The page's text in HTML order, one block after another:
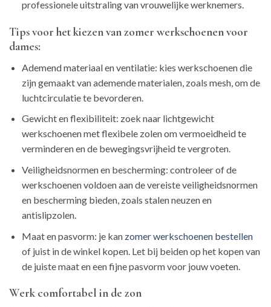
professionele uitstraling van vrouwelijke werknemers.
Tips voor het kiezen van zomer werkschoenen voor
dames:
Ademend materiaal en ventilatie: kies werkschoenen die
zijn gemaakt van ademende materialen, zoals mesh, om de
luchtcirculatie te bevorderen.
Gewicht en flexibiliteit: zoek naar lichtgewicht
werkschoenen met flexibele zolen om vermoeidheid te
verminderen en de bewegingsvrijheid te vergroten.
Veiligheidsnormen en bescherming: controleer of de
werkschoenen voldoen aan de vereiste veiligheidsnormen
en bescherming bieden, zoals stalen neuzen en
antislipzolen.
Maat en pasvorm: je kan zomer werkschoenen bestellen
of juist in de winkel kopen. Let bij beiden op het kopen van
de juiste maat en een fijne pasvorm voor jouw voeten.
Werk comfortabel in de zon